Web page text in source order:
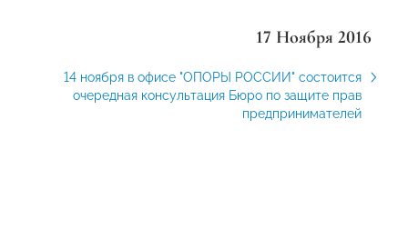
17 Ноября 2016
14 ноября в офисе "ОПОРЫ РОССИИ" состоится
очередная консультация Бюро по защите прав
предпринимателей